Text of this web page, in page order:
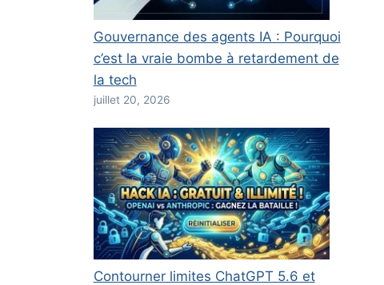
Gouvernance des agents IA : Pourquoi
c’est la vraie bombe à retardement de
la tech
juillet 20, 2026
Contourner limites ChatGPT 5.6 et